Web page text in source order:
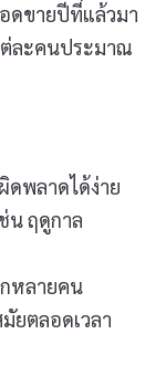
ดขายปีที่แล้วมา
ละคนประมาณ
ดพลาดได้ง่าย
น ฤดูกาล
หลายคน
ยตลอดเวลา